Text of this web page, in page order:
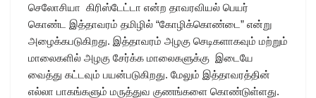
செலோசியா கிரிஸ்டேட்டா என்ற தாவரவியல் பெயர்
கொண்ட இத்தாவரம் தமிழில் “கோழிக்கொண்டை” என்று
அழைக்கபடுகிறது. இத்தாவரம் அழகு செடிகளாகவும் மற்றும்
மாலைகளில் அழகு சேர்க்க மாலைகளுக்கு இடையே
வைத்து கட்டவும் பயன்படுகிறது. மேலும் இத்தாவரத்தின்
எல்லா பாகங்களும் மருத்துவ குணங்களை கொண்டுள்ளது.